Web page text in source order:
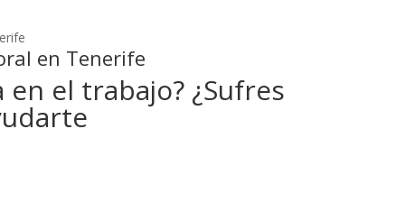
en Tenerife
el trabajo? ¿Sufres